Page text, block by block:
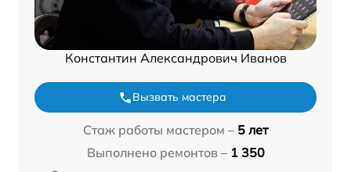
Константин Александрович Иванов
Вызвать мастера
Стаж работы мастером – 5 лет
Выполнено ремонтов – 1 350